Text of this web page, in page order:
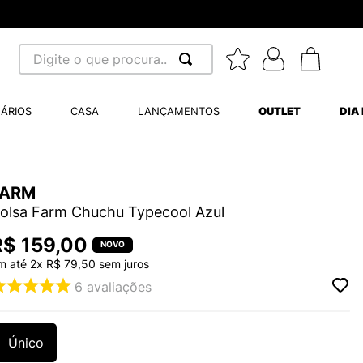
Digite o que procura...
CASA LANÇAMENTOS OUTLET DIA
Farm Chuchu Typecool Azul
159,00
até 2x R$ 79,50 sem juros
6 avaliações
Único
BALANCE 530
WHITE